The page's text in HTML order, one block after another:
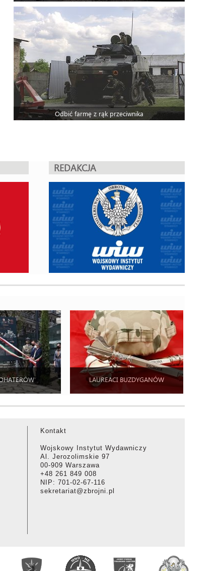
Odbić farmę z rąk przeciwnika
REDAKCJA
LAUREACI BUZDYGANÓW
Kontakt
Wojskowy Instytut Wydawniczy
Al. Jerozolimskie 97
00-909 Warszawa
+48 261 849 008
NIP: 701-02-67-116
sekretariat@zbrojni.pl